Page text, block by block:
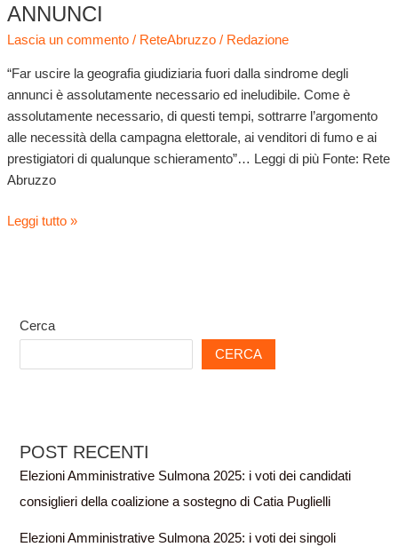
ANNUNCI
Lascia un commento / ReteAbruzzo/ Redazione
“Far uscire la geografia giudiziaria fuori dalla sindrome degli
annunci è assolutamente necessario ed ineludibile. Come è
assolutamente necessario, di questi tempi, sottrarre l’argomento
alle necessità della campagna elettorale, ai venditori di fumo e ai
prestigiatori di qualunque schieramento”… Leggi di più Fonte: Rete
Abruzzo
Leggi tutto »
Cerca
CERCA
POST RECENTI
Elezioni Amministrative Sulmona 2025: i voti dei candidati
consiglieri della coalizione a sostegno di Catia Puglielli
Elezioni Amministrative Sulmona 2025: i voti dei singoli